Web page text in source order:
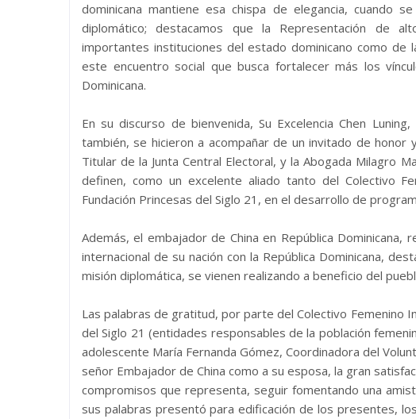
dominicana mantiene esa chispa de elegancia, cuando
diplomático; destacamos que la Representación de
importantes instituciones del estado dominicano como de
este encuentro social que busca fortalecer más los
Dominicana.
En su discurso de bienvenida, Su Excelencia Chen
también, se hicieron a acompañar de un invitado de
Titular de la Junta Central Electoral, y la Abogada Milagro
definen, como un excelente aliado tanto del Colectivo
Fundación Princesas del Siglo 21, en el desarrollo de
Además, el embajador de China en República
internacional de su nación con la República Dominicana,
misión diplomática, se vienen realizando a beneficio del
Las palabras de gratitud, por parte del Colectivo Femenino
del Siglo 21 (entidades responsables de la población
adolescente María Fernanda Gómez, Coordinadora del
señor Embajador de China como a su esposa, la gran
compromisos que representa, seguir fomentando una
sus palabras presentó para edificación de los presentes,